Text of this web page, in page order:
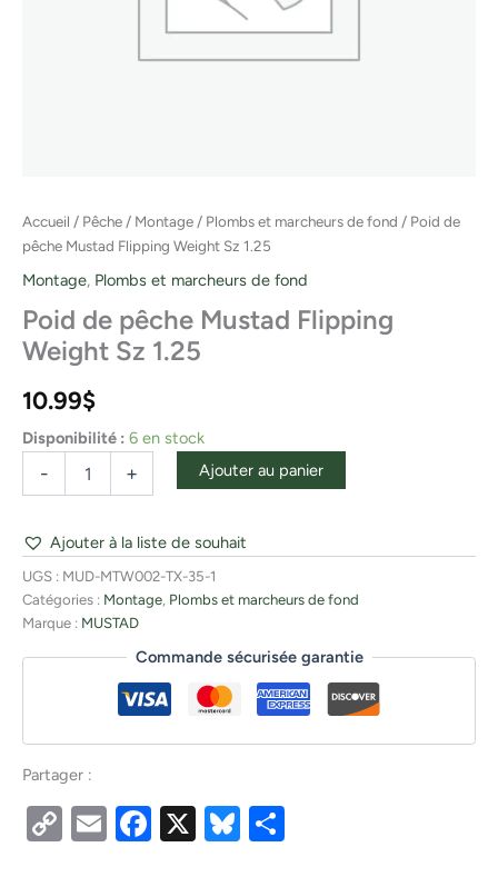
Accueil / Pêche / Montage / Plombs et marcheurs de fond / Poid de
pêche Mustad Flipping Weight Sz 1.25
Montage, Plombs et marcheurs de fond
Poid de pêche Mustad Flipping
Weight Sz 1.25
10.99$
Disponibilité : 6 en stock
- + Ajouter au panier
Ajouter à la liste de souhait
UGS : MUD-MTW002-TX-35-1
Catégories : Montage, Plombs et marcheurs de fond
Marque : MUSTAD
Commande sécurisée garantie
Partager :
CopyEmailFacebook
X Bluesky